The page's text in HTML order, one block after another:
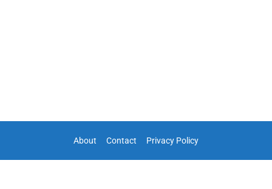
About Contact Privacy Policy